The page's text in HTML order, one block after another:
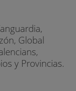
Global
y Provincias.